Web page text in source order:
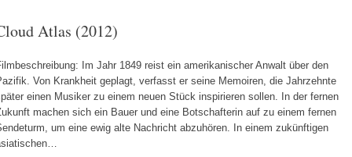
Atlas (2012)
Im Jahr 1849 reist ein amerikanischer Anwalt über den
Von Krankheit geplagt, verfasst er seine Memoiren, die Jahrzehnte
einen Musiker zu einem neuen Stück inspirieren sollen. In der fernen
machen sich ein Bauer und eine Botschafterin auf zu einem fernen
um eine ewig alte Nachricht abzuhören. In einem zukünftigen